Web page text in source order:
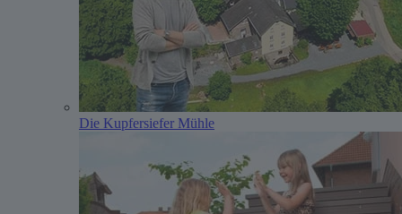
Die Kupfersiefer Mühle